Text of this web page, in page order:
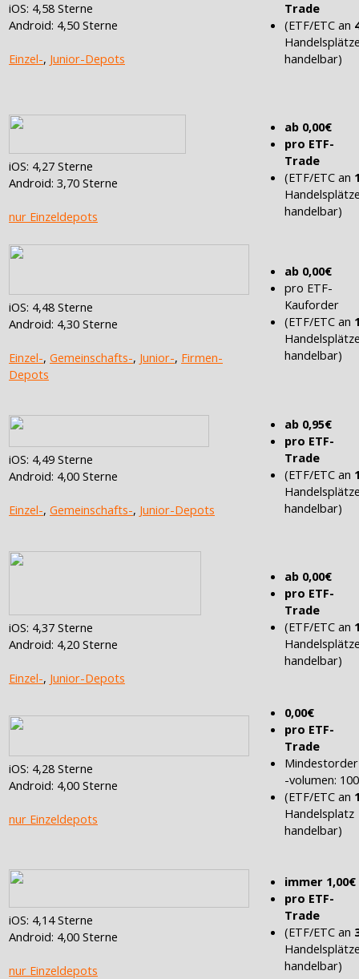
iOS: 4,58 Sterne
Android: 4,50 Sterne
Einzel-, Junior-Depots
Trade
(ETF/ETC an
handelbar)
iOS: 4,27 Sterne
Android: 3,70 Sterne
nur Einzeldepots
ab 0,00€
pro ETF-
Trade
(ETF/ETC an
handelbar)
iOS: 4,48 Sterne
Android: 4,30 Sterne
Einzel-, Gemeinschafts-, Junior-, Firmen-
Depots
ab 0,00€
pro ETF-
Kauforder
(ETF/ETC an
handelbar)
iOS: 4,49 Sterne
Android: 4,00 Sterne
Einzel-, Gemeinschafts-, Junior-Depots
ab 0,95€
pro ETF-
Trade
(ETF/ETC an
handelbar)
iOS: 4,37 Sterne
Android: 4,20 Sterne
Einzel-, Junior-Depots
ab 0,00€
pro ETF-
Trade
(ETF/ETC an
handelbar)
iOS: 4,28 Sterne
Android: 4,00 Sterne
nur Einzeldepots
0,00€
pro ETF-
Trade
Mindestorder
-volumen:
(ETF/ETC an
Handelsplatz
handelbar)
iOS: 4,14 Sterne
Android: 4,00 Sterne
nur Einzeldepots
immer 1,00€
pro ETF-
Trade
(ETF/ETC an
handelbar)